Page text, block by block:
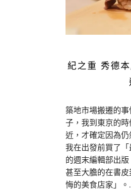
紀之重 秀德
築地市場搬遷的
子，我到東京的
近，才確定因為
我在出發前買了
的週末編輯部出
甚至大膽的在書
悔的美食店家」